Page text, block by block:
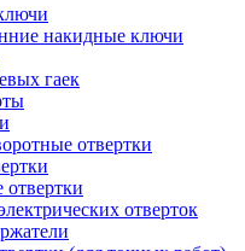
накидные ключи
гаек
отвертки
отвертки
отверток